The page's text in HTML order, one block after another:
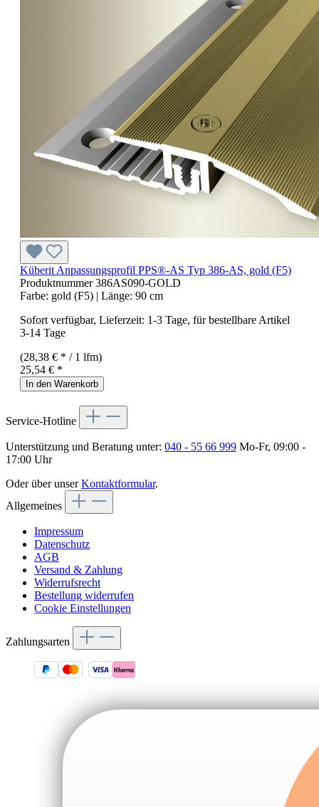
Küberit Anpassungsprofil PPS®-AS Typ 386-AS, gold (F5)
Produktnummer386AS090-GOLD
Farbe: gold (F5) | Länge: 90 cm
Sofort verfügbar, Lieferzeit: 1-3 Tage, für bestellbare Artikel
3-14 Tage
(28,38 € * / 1 lfm)
25,54 € *
In den Warenkorb
Service-Hotline
Unterstützung und Beratung unter: 040 - 55 66 999 Mo-Fr, 09:00 -
17:00 Uhr
Oder über unserKontaktformular.
Allgemeines
Impressum
Datenschutz
AGB
Versand & Zahlung
Widerrufsrecht
Bestellung widerrufen
Cookie Einstellungen
Zahlungsarten